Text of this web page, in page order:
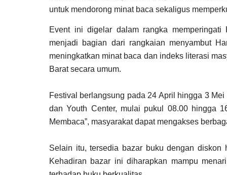
untuk mendorong minat baca sekaligus
Event ini digelar dalam rangka
menjadi bagian dari rangkaian menyambut
meningkatkan minat baca dan indeks literasi
Barat secara umum.
Festival berlangsung pada 24 April hingga 3
dan Youth Center, mulai pukul 08.00 hingga
Membaca”, masyarakat dapat mengakses
Selain itu, tersedia bazar buku dengan diskon
Kehadiran bazar ini diharapkan mampu